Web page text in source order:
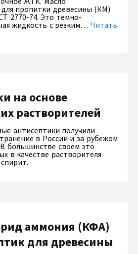
для пропитки древесины (КМ)
2770-74. Это темно-
жидкость с резким…Читать
на основе
растворителей
антисептики получили
в России и за рубежом
большинстве своем это
в качестве растворителя
аммония (КФА)
для древесины